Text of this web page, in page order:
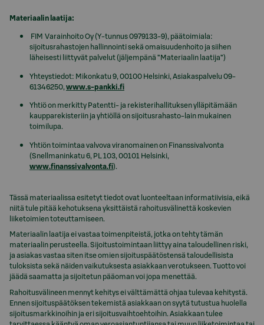
Materiaalin laatija:
FIM Varainhoito Oy (Y-tunnus 0979133-9), päätoimiala:
sijoitusrahastojen hallinnointi sekä omaisuudenhoito ja siihen
läheisesti liittyvät palvelut (jäljempänä ”Materiaalin laatija”)
Yhteystiedot: Mikonkatu 9, 00100 Helsinki, Asiakaspalvelu 09-
61346250, www.s-pankki.fi
Yhtiö on merkitty Patentti- ja rekisterihallituksen ylläpitämään
kaupparekisteriin ja yhtiöllä on sijoitusrahasto-lain mukainen
toimilupa.
Yhtiön toimintaa valvova viranomainen on Finanssivalvonta
(Snellmaninkatu 6, PL 103, 00101 Helsinki,
www.finanssivalvonta.fi).
Tässä materiaalissa esitetyt tiedot ovat luonteeltaan informatiivisia, eikä
niitä tule pitää kehotuksena yksittäistä rahoitusvälinettä koskevien
liiketoimien toteuttamiseen.
Materiaalin laatija ei vastaa toimenpiteistä, jotka on tehty tämän
materiaalin perusteella. Sijoitustoimintaan liittyy aina taloudellinen riski,
ja asiakas vastaa siten itse omien sijoituspäätöstensä taloudellisista
tuloksista sekä näiden vaikutuksesta asiakkaan verotukseen. Tuotto voi
jäädä saamatta ja sijoitetun pääoman voi jopa menettää.
Rahoitusvälineen mennyt kehitys ei välttämättä ohjaa tulevaa kehitystä.
Ennen sijoituspäätöksen tekemistä asiakkaan on syytä tutustua huolella
sijoitusmarkkinoihin ja eri sijoitusvaihtoehtoihin. Asiakkaan tulee